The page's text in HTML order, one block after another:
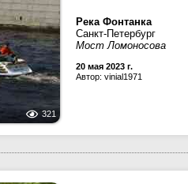
321
Река Фонтанка
Санкт-Петербург
Мост Ломоносова
20 мая 2023 г.
Автор: vinial1971